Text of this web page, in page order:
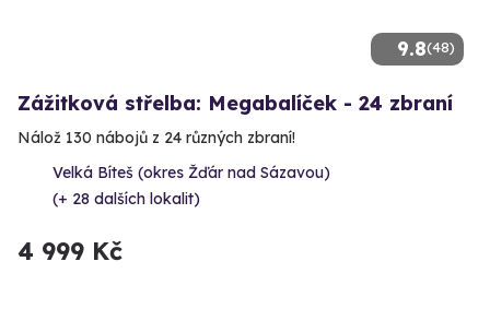
9.8(48)
Zážitková střelba: Megabalíček - 24 zbraní
Nálož 130 nábojů z 24 různých zbraní!
Velká Bíteš (okres Žďár nad Sázavou)
(+ 28 dalších lokalit)
4 999 Kč